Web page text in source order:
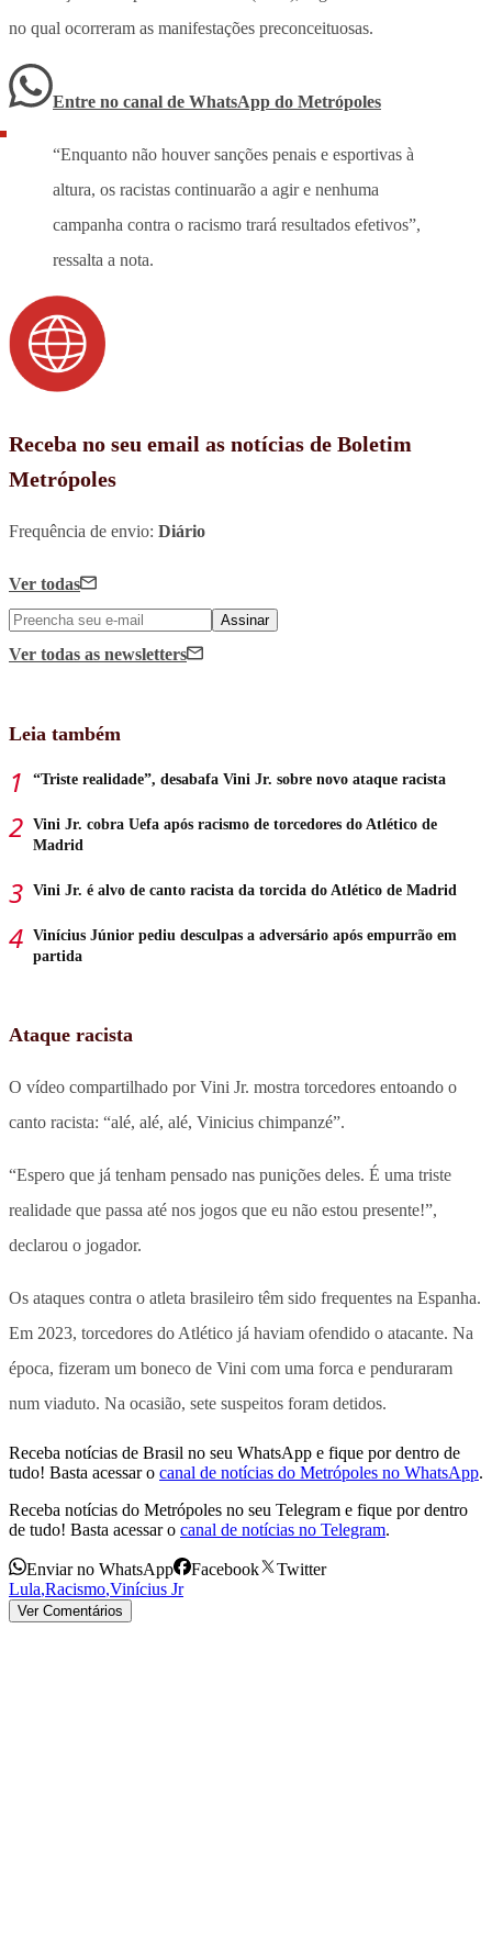
no qual ocorreram as manifestações preconceituosas.
Entre no canal de WhatsApp do Metrópoles
“Enquanto não houver sanções penais e esportivas à
altura, os racistas continuarão a agir e nenhuma
campanha contra o racismo trará resultados efetivos”,
ressalta a nota.
Receba no seu email as notícias de Boletim
Metrópoles
Frequência de envio: Diário
Ver todas
Assinar
Ver todas as newsletters
Leia também
“Triste realidade”, desabafa Vini Jr. sobre novo ataque racista
Vini Jr. cobra Uefa após racismo de torcedores do Atlético de
Madrid
Vini Jr. é alvo de canto racista da torcida do Atlético de Madrid
Vinícius Júnior pediu desculpas a adversário após empurrão em
partida
Ataque racista
O vídeo compartilhado por Vini Jr. mostra torcedores entoando o
canto racista: “alé, alé, alé, Vinicius chimpanzé”.
“Espero que já tenham pensado nas punições deles. É uma triste
realidade que passa até nos jogos que eu não estou presente!”,
declarou o jogador.
Os ataques contra o atleta brasileiro têm sido frequentes na Espanha.
Em 2023, torcedores do Atlético já haviam ofendido o atacante. Na
época, fizeram um boneco de Vini com uma forca e penduraram
num viaduto. Na ocasião, sete suspeitos foram detidos.
Receba notícias de Brasil no seu WhatsApp e fique por dentro de
tudo! Basta acessar o canal de notícias do Metrópoles no WhatsApp.
Receba notícias do Metrópoles no seu Telegram e fique por dentro
de tudo! Basta acessar o canal de notícias no Telegram.
Enviar no WhatsApp Facebook
Twitter
Lula,Racismo,Vinícius Jr
Ver Comentários